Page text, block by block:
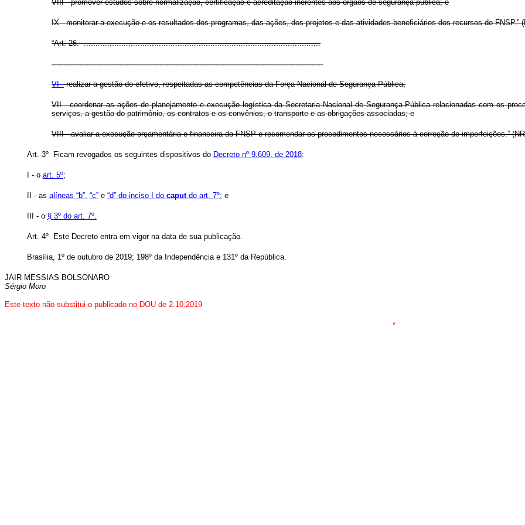
VIII - promover estudos sobre normalização, certificação e acreditação inerentes aos órgãos de segurança pública; e
IX - monitorar a execução e os resultados dos programas, das ações, dos projetos e das atividades beneficiários dos recursos do FNSP.”
“Art. 26. .....................................................................................................
....................................................................................................................
VI -realizar a gestão do efetivo, respeitadas as competências da Força Nacional de Segurança Pública;
VII - coordenar as ações de planejamento e execução logística da Secretaria Nacional de Segurança Pública relacionadas com os
serviços, a gestão do patrimônio, os contratos e os convênios, o transporte e as obrigações associadas; e
VIII - avaliar a execução orçamentária e financeira do FNSP e recomendar os procedimentos necessários à correção de imperfeições.”
Art. 3º Ficam revogados os seguintes dispositivos do Decreto nº 9.609, de 2018:
I - o art. 5º;
II - as alíneas “b”, “c” e “d” do inciso I do caputdo art. 7º; e
III - o § 3º do art. 7º.
Art. 4º Este Decreto entra em vigor na data de sua publicação.
Brasília, 1º de outubro de 2019; 198º da Independência e 131º da República.
JAIR MESSIAS BOLSONARO
Sérgio Moro
Este texto não substitui o publicado no DOU de 2.10.2019
*